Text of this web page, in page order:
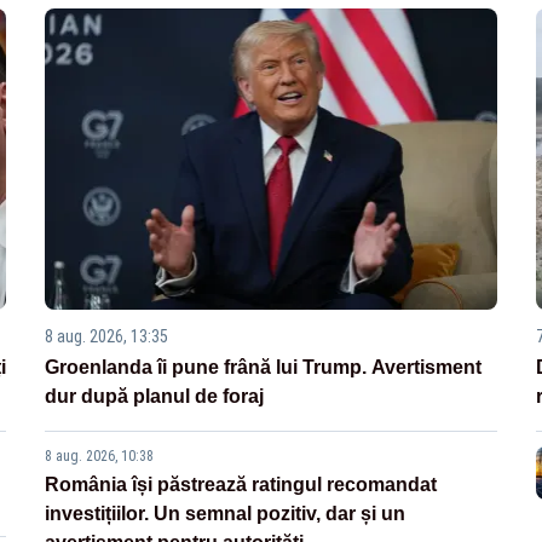
8 aug. 2026, 13:35
Groenlanda îi pune frână lui Trump. Avertisment
dur după planul de foraj
8 aug. 2026, 10:38
România își păstrează ratingul recomandat
investițiilor. Un semnal pozitiv, dar și un